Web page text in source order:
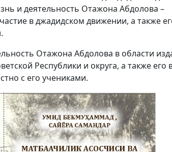
и деятельность Отажона Абдолова –
в джадидском движении, а также
Отажона Абдолова в области
Республики и округа, а также его
с его учениками.